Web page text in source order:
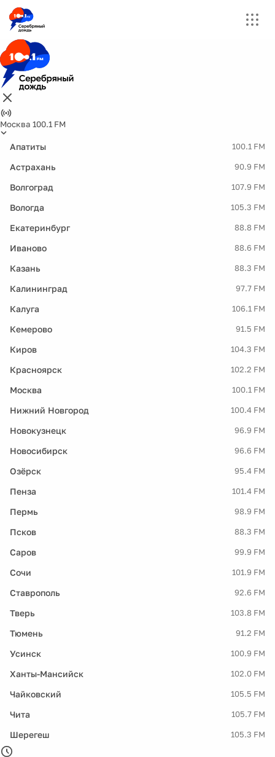
Москва 100.1 FM
Апатиты 100.1 FM
Астрахань 90.9 FM
Волгоград 107.9 FM
Вологда 105.3 FM
Екатеринбург 88.8 FM
Иваново 88.6 FM
Казань 88.3 FM
Калининград 97.7 FM
Калуга 106.1 FM
Кемерово 91.5 FM
Киров 104.3 FM
Красноярск 102.2 FM
Москва 100.1 FM
Нижний Новгород 100.4 FM
Новокузнецк 96.9 FM
Новосибирск 96.6 FM
Озёрск 95.4 FM
Пенза 101.4 FM
Пермь 98.9 FM
Псков 88.3 FM
Саров 99.9 FM
Сочи 101.9 FM
Ставрополь 92.6 FM
Тверь 103.8 FM
Тюмень 91.2 FM
Усинск 100.9 FM
Ханты-Мансийск 102.0 FM
Чайковский 105.5 FM
Чита 105.7 FM
Шерегеш 105.3 FM